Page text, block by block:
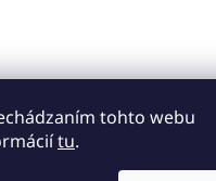
tohto webu
tu.